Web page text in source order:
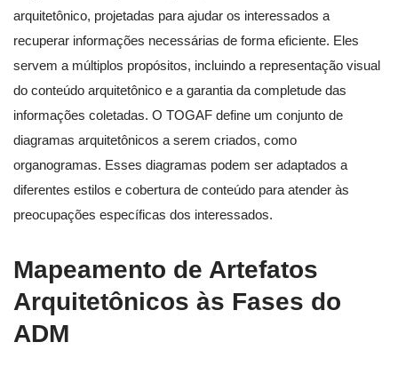
arquitetônico, projetadas para ajudar os interessados a
recuperar informações necessárias de forma eficiente. Eles
servem a múltiplos propósitos, incluindo a representação visual
do conteúdo arquitetônico e a garantia da completude das
informações coletadas. O TOGAF define um conjunto de
diagramas arquitetônicos a serem criados, como
organogramas. Esses diagramas podem ser adaptados a
diferentes estilos e cobertura de conteúdo para atender às
preocupações específicas dos interessados.
Mapeamento de Artefatos
Arquitetônicos às Fases do
ADM